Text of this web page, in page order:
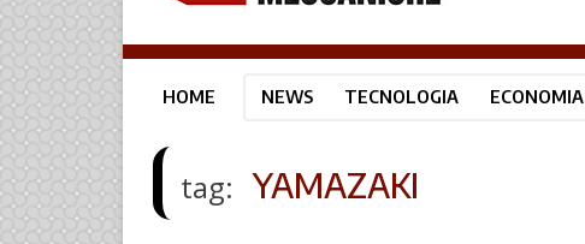
HOME NEWS TECNOLOGIA ECONOMIA
tag: YAMAZAKI